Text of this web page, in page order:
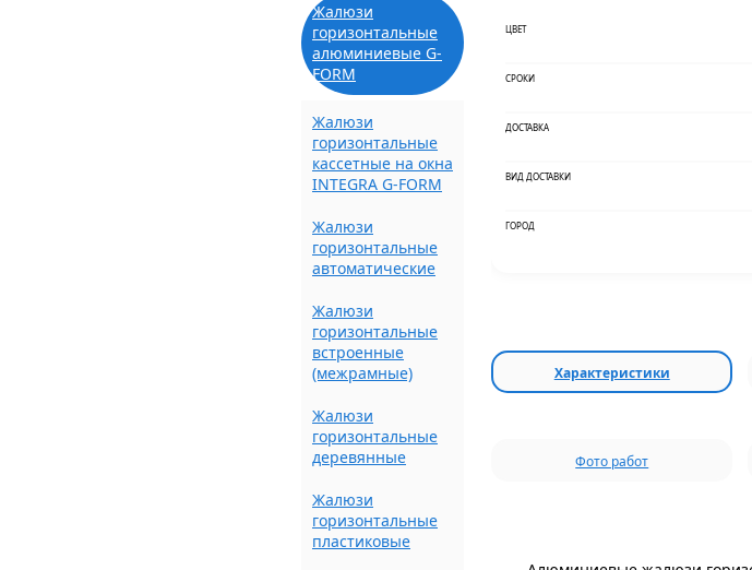
Жалюзи
горизонтальные
алюминиевые G-
FORM
Жалюзи
горизонтальные
кассетные на окна
INTEGRA G-FORM
Жалюзи
горизонтальные
автоматические
Жалюзи
горизонтальные
встроенные
(межрамные)
Жалюзи
горизонтальные
деревянные
Жалюзи
горизонтальные
пластиковые
ЦВЕТ
СРОКИ
ДОСТАВКА
ВИД ДОСТАВКИ
ГОРОД
Характеристики
Фото работ